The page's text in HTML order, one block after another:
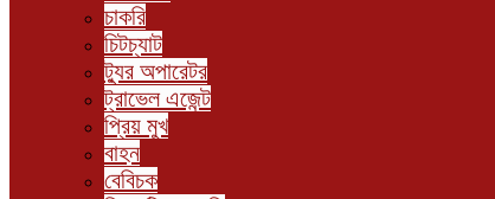
চাকরি
চিটচ্যাট
ট্যুর অপারেটর
ট্রাভেল এজেন্ট
প্রিয় মুখ
বাহন
বেবিচক